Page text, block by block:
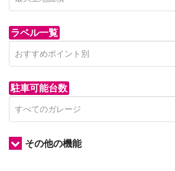
ラベル一覧
駐車可能台数
その他の機能